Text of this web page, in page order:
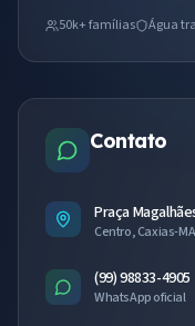
50k+ famílias Água
Contato
Praça
Centro, Caxias-MA
(99) 98833-4905
WhatsApp oficial